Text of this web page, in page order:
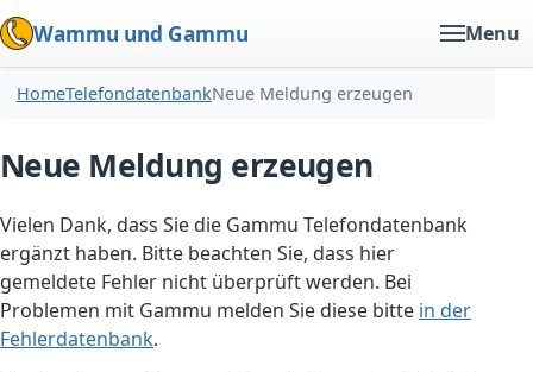
Wammu und Gammu Menu
HomeTelefondatenbankNeue Meldung erzeugen
Neue Meldung erzeugen
Vielen Dank, dass Sie die Gammu Telefondatenbank
ergänzt haben. Bitte beachten Sie, dass hier
gemeldete Fehler nicht überprüft werden. Bei
Problemen mit Gammu melden Sie diese bitte in der
Fehlerdatenbank.